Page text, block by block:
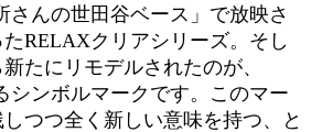
さんの世田谷ベース」で放映さ
RELAXクリアシリーズ。そし
たにリモデルされたのが、
シンボルマークです。このマー
つつ全く新しい意味を持つ、と